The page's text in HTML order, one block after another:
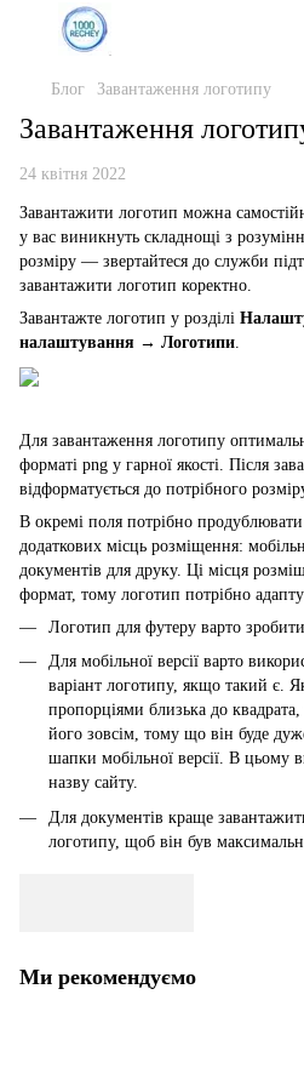
Блог Завантаження логотипу
Завантаження
24 квітня 2022
Завантажити логотип можна
у вас виникнуть складнощі з
розміру — звертайтеся до служби
завантажити логотип коректно.
Завантажте логотип у розділі
налаштування → Логотипи.
Для завантаження логотипу
форматі png у гарної якості. Після
відформатується до потрібного
В окремі поля потрібно
додаткових місць розміщення:
документів для друку. Ці місця
формат, тому логотип потрібно
Логотип для футеру варто
Для мобільної версії варто
варіант логотипу, якщо такий є.
пропорціями близька до
його зовсім, тому що він буде
шапки мобільної версії. В цьому
назву сайту.
Для документів краще
логотипу, щоб він був
Ми рекомендуємо